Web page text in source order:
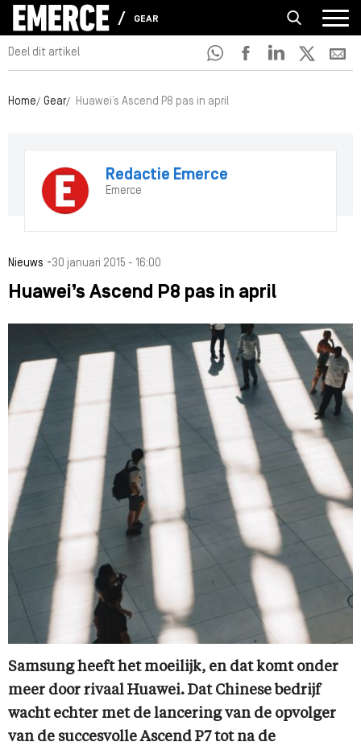
GEAR
Deel dit artikel
Home Gear Huawei’s Ascend P8 pas in april
Redactie Emerce
Emerce
Nieuws -30 januari 2015 - 16:00
Huawei’s Ascend P8 pas in april
Samsung heeft het moeilijk, en dat komt onder
meer door rivaal Huawei. Dat Chinese bedrijf
wacht echter met de lancering van de opvolger
van de succesvolle Ascend P7 tot na de